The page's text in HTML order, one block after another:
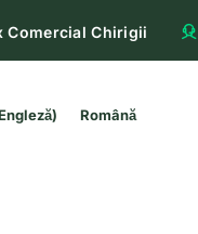
Comercial Chirigii
) Română